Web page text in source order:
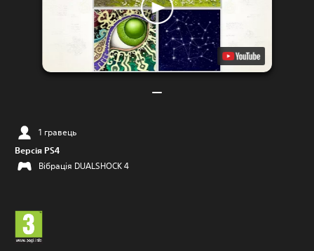
1 гравець
Версія PS4
Вібрація DUALSHOCK 4